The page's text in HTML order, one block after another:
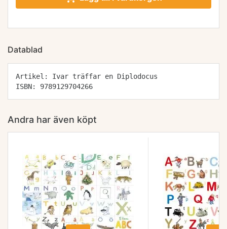
Datablad
Artikel: Ivar träffar en Diplodocus
ISBN: 9789129704266
Andra har även köpt